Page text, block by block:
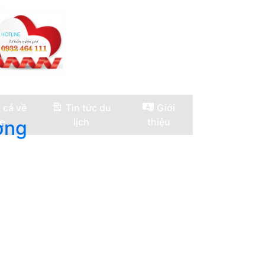
cả về
Tin tức du
lịch
Giới
thiệu